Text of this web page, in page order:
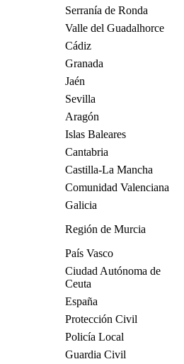
Serranía de Ronda
Valle del Guadalhorce
Cádiz
Granada
Jaén
Sevilla
Aragón
Islas Baleares
Cantabria
Castilla-La Mancha
Comunidad Valenciana
Galicia
Región de Murcia
País Vasco
Ciudad Autónoma de
Ceuta
España
Protección Civil
Policía Local
Guardia Civil